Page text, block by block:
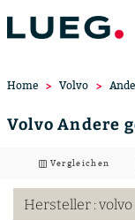
Home Volvo
Volvo Andere
Vergleichen
Hersteller : volvo